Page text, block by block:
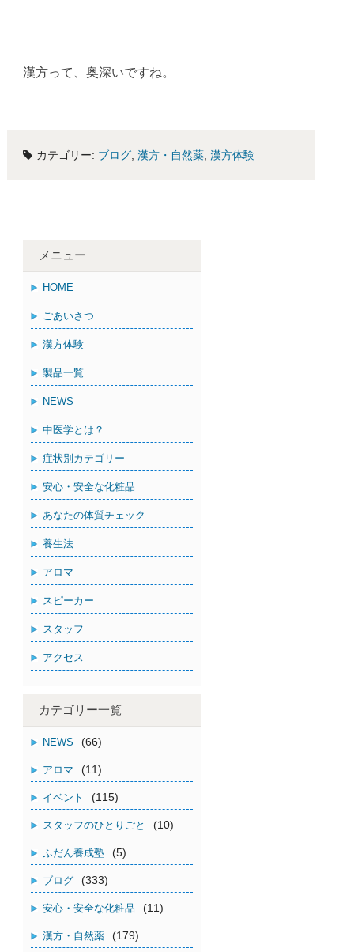
漢方って、奥深いですね。
カテゴリー: ブログ, 漢方・自然薬, 漢方体験
メニュー
HOME
ごあいさつ
漢方体験
製品一覧
NEWS
中医学とは？
症状別カテゴリー
安心・安全な化粧品
あなたの体質チェック
養生法
アロマ
スピーカー
スタッフ
アクセス
カテゴリー一覧
NEWS (66)
アロマ (11)
イベント (115)
スタッフのひとりごと (10)
ふだん養成塾 (5)
ブログ (333)
安心・安全な化粧品 (11)
漢方・自然薬 (179)